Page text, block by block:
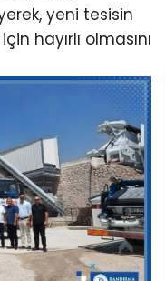
yeni tesisin
hayırlı olmasını